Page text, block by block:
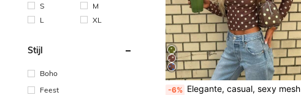
S
M
L
XL
Stijl
Boho
Feest
-6% Elegante, casual, sexy mesh klassieke polkadot cropped top voor dames - bootneck, rimpeling aan de voorkant, rimpeldetails aan de taille, lange mouwen, transparant, lichtgewicht herfst